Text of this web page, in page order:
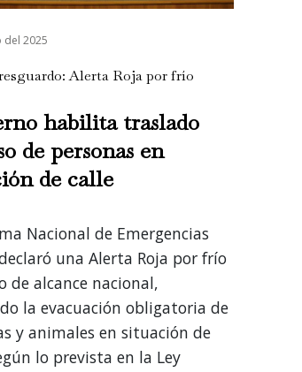
del 2025
Alerta Roja por frío
habilita traslado
de personas en
de calle
Nacional de Emergencias
una Alerta Roja por frío
de alcance nacional,
la evacuación obligatoria de
y animales en situación de
lo prevista en la Ley